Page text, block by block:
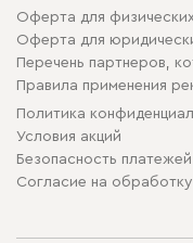
Оферта для
Оферта для
Перечень партнеров,
Правила применения
Политика
Условия акций
Безопасность платежей
Cогласие на